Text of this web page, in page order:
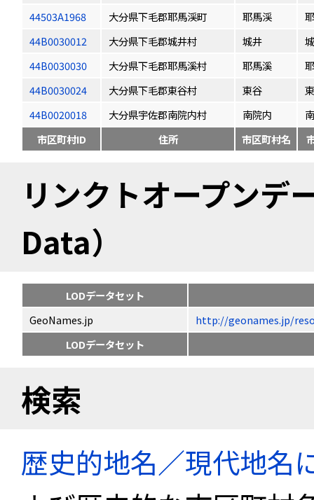
44503A1968
大分県下毛郡耶馬渓町 耶馬渓
44B0030012
大分県下毛郡城井村 城井
44B0030030
大分県下毛郡耶馬溪村 耶馬溪
44B0030024
大分県下毛郡東谷村 東谷
44B0020018
大分県宇佐郡南院内村 南院内
市区町村ID
住所 市区町村名
リンクトオープン
Data）
LODデータセット
GeoNames.jp
http://geonames.jp/
LODデータセット
検索
歴史的地名／現代地名